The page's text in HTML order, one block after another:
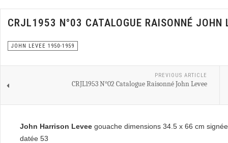
CRJL1953 N°03 CATALOGUE RAISONNÉ JOHN
JOHN LEVEE 1950-1959
PREVIOUS ARTICLE
CRJL1953 N°02 Catalogue Raisonné John Levee
John Harrison Levee gouache dimensions 34.5 x 66 cm
datée 53